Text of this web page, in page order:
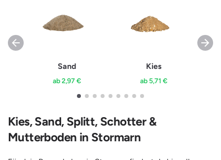
Sand
ab 2,97 €
Kies
ab 5,71 €
Kies, Sand, Splitt, Schotter &
Mutterboden in Stormarn